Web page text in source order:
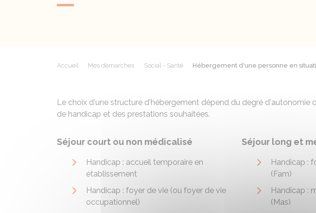
Accueil Mes démarches Social - Santé Hébergement d'une personne en
Le choix d'une structure d'hébergement dépend du degré d'autonomie
de handicap et des prestations souhaitées.
Séjour court ou non médicalisé
Handicap : accueil temporaire en
établissement
Handicap : foyer de vie (ou foyer de vie
occupationnel)
Séjour long et
Handicap :
(Fam)
Handicap :
(Mas)